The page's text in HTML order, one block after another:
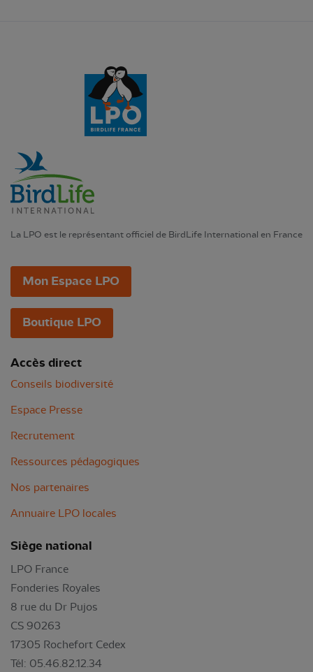
La LPO est le représentant officiel de BirdLife International en France
Mon Espace LPO
Boutique LPO
Accès direct
Conseils biodiversité
Espace Presse
Recrutement
Ressources pédagogiques
Nos partenaires
Annuaire LPO locales
Siège national
LPO France
Fonderies Royales
8 rue du Dr Pujos
CS 90263
17305 Rochefort Cedex
Tél: 05.46.82.12.34